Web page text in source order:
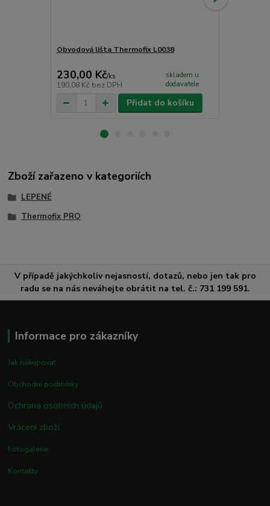
Obvodová lišta Thermofix L0038
230,00 Kč/ks
190,08 Kč bez DPH
skladem u
dodavatele
Přidat do košíku
Zboží zařazeno v kategoriích
LEPENÉ
Thermofix PRO
V případě jakýchkoliv nejasností, dotazů, nebo jen tak pro
radu se na nás neváhejte obrátit na tel. č.: 731 199 591.
Informace pro zákazníky
Jak nakupovat
Obchodní podmínky
Ochrana osobních údajů
Vrácení zboží
Fotogalerie
Kontakty